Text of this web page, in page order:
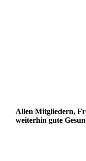
Allen Mitgliedern,
weiterhin gute